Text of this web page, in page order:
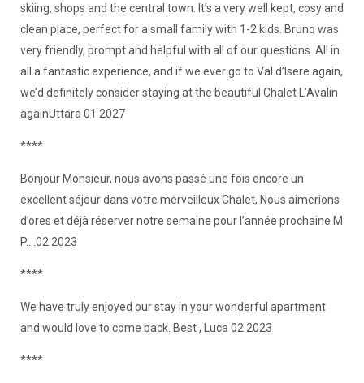
skiing, shops and the central town. It’s a very well kept, cosy and
clean place, perfect for a small family with 1-2 kids. Bruno was
very friendly, prompt and helpful with all of our questions. All in
all a fantastic experience, and if we ever go to Val d’Isere again,
we’d definitely consider staying at the beautiful Chalet L’Avalin
againUttara 01 2027
****
Bonjour Monsieur, nous avons passé une fois encore un
excellent séjour dans votre merveilleux Chalet, Nous aimerions
d’ores et déjà réserver notre semaine pour l’année prochaine M
P....02 2023
****
We have truly enjoyed our stay in your wonderful apartment
and would love to come back. Best , Luca 02 2023
****